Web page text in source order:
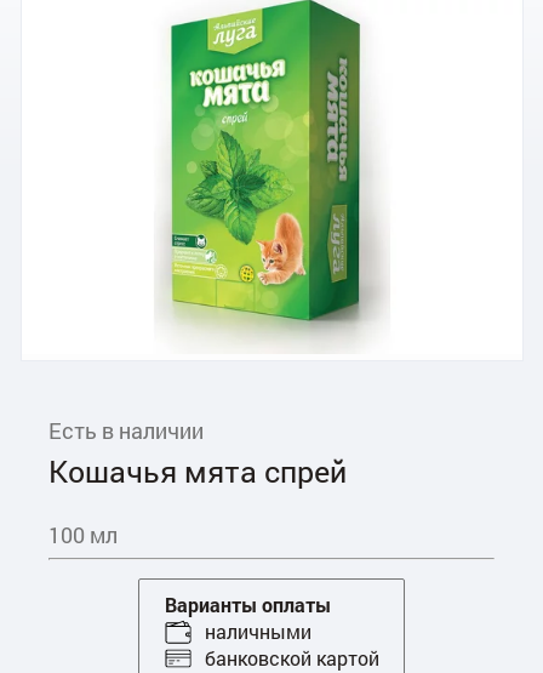
Есть в наличии
Кошачья мята спрей
100 мл
Варианты оплаты
наличными
банковской картой